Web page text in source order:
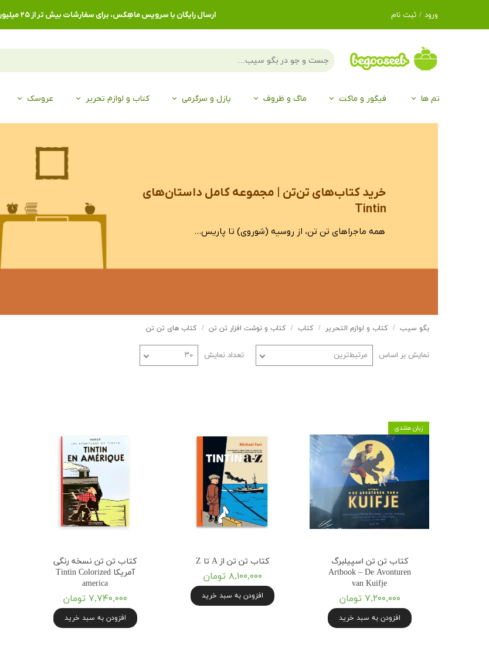
ورود / ثبت نام
حساب کاربری من
تغییر گذر واژه
خروج از حساب
ارسال رایگان با سرویس ماهِکس، برای سفارشات بیش تر از ۲۵ میلیون تومان
تم ها فیگور و ماکت ماگ و ظروف پازل و سرگرمی کتاب و لوازم تحریر عروسک
خرید کتاب‌های تن‌تن | مجموعه کامل داستان‌های
Tintin
همه ماجراهای تن تن، از روسیه (شوروی) تا پاریس...
بگو سیب کتاب و لوازم التحریر کتاب کتاب و نوشت افزار تن تن کتاب های تن تن
نمایش بر اساس مرتبط‌ترین تعداد نمایش ۳۰
کتاب تن تن اسپیلبرگ
Artbook – De Avonturen
van Kuifje
۷,۲۰۰,۰۰۰ تومان
افزودن به سبد خرید
زبان هلندی
کتاب تن تن از A تا Z
۸,۱۰۰,۰۰۰ تومان
افزودن به سبد خرید
کتاب تن تن نسخه رنگی
آمریکا Tintin Colorized
america
۷,۷۴۰,۰۰۰ تومان
افزودن به سبد خرید